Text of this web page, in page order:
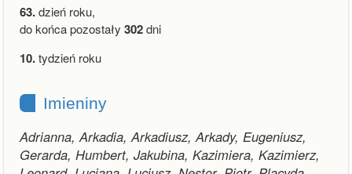
63.dzień roku,
do końca pozostały 302dni
10.tydzień roku
Imieniny
Adrianna, Arkadia, Arkadiusz, Arkady, Eugeniusz,
Gerarda, Humbert, Jakubina, Kazimiera, Kazimierz,